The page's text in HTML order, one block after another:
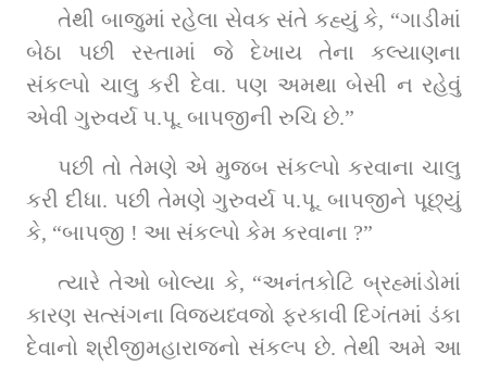
તેથી બાજુમાં રહેલા સેવક સંતે કહ્યું કે, “ગાડીમાં
બેઠા પછી રસ્તામાં જે દેખાય તેના કલ્યાણના
સંકલ્પો ચાલુ કરી દેવા. પણ અમથા બેસી ન રહેવું
એવી ગુરુવર્ય પ.પૂ. બાપજીની રુચિ છે.”
પછી તો તેમણે એ મુજબ સંકલ્પો કરવાના ચાલુ
કરી દીધા. પછી તેમણે ગુરુવર્ય પ.પૂ. બાપજીને પૂછ્યું
કે, “બાપજી ! આ સંકલ્પો કેમ કરવાના ?”
ત્યારે તેઓ બોલ્યા કે, “અનંતકોટિ બ્રહ્માંડોમાં
કારણ સત્સંગના વિજયધ્વજો ફરકાવી દિગંતમાં ડંકા
દેવાનો શ્રીજીમહારાજનો સંકલ્પ છે. તેથી અમે આ